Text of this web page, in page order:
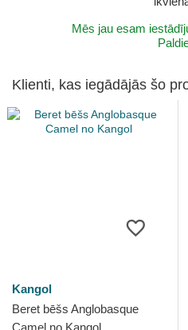
Mēs jau esam
Klienti, kas iegādājās šo
Kangol
Beret bēšs Anglobasque